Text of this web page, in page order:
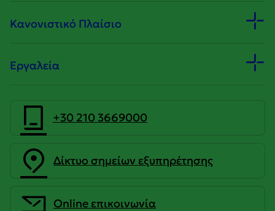
Κανονιστικό Πλαίσιο
Εργαλεία
+30 210 3669000
Δίκτυο σημείων εξυπηρέτησης
Οnline επικοινωνία